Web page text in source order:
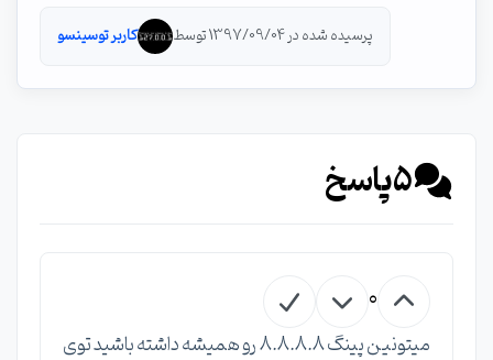
پرسیده شده در 1397/09/04 توسط کاربر توسینسو
5پاسخ
0
میتونین پینگ 8.8.8.8 رو همیشه داشته باشید توی